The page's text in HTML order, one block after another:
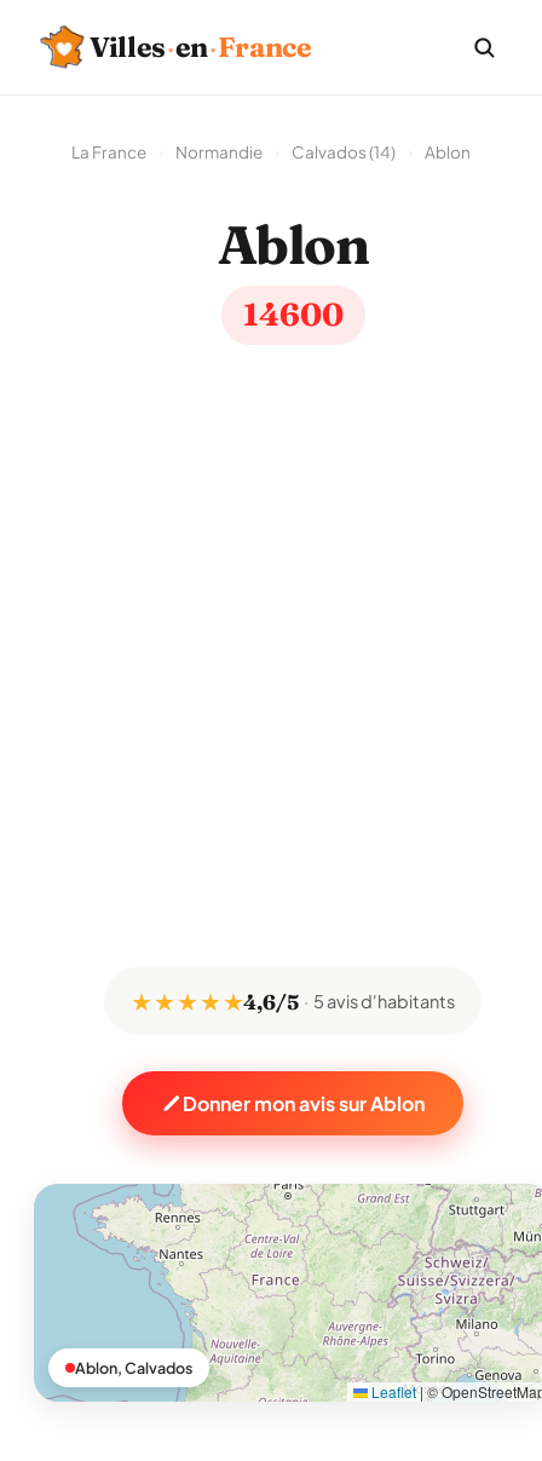
Villes·en·France
La France Normandie Calvados (14) Ablon
Ablon
14600
★ ★ ★ ★ ★4,6/5 5 avis d'habitants
Donner mon avis sur Ablon
Leaflet|©
Ablon, Calvados